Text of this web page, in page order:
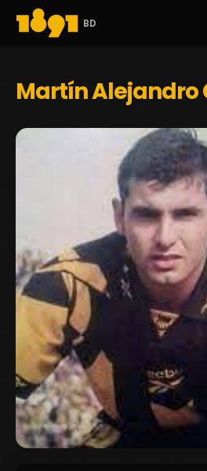
BD
Martín Alejandro